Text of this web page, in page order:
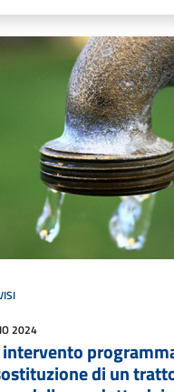
2024
intervento
di un